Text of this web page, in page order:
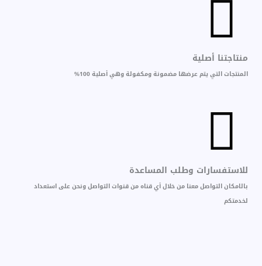
منتاجتنا أصلية
المنتجات التي يتم عرضها مضمونة ومكفولة وهي أصلية 100%
للاستفسارات وطلب المساعدة
بالامكان التواصل معنا من خلال أي قناه من قنوات التواصل ونحن على استعداد
لخدمتكم